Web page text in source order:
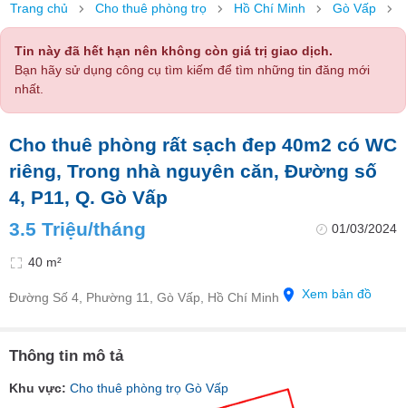
Trang chủ Cho thuê phòng trọ Hồ Chí Minh Gò Vấp
Tin này đã hết hạn nên không còn giá trị giao dịch.
Bạn hãy sử dụng công cụ tìm kiếm để tìm những tin đăng mới
nhất.
Cho thuê phòng rất sạch đep 40m2 có WC
riêng, Trong nhà nguyên căn, Đường số
4, P11, Q. Gò Vấp
3.5 Triệu/tháng
01/03/2024
40 m²
Đường Số 4, Phường 11, Gò Vấp, Hồ Chí Minh Xem bản đồ
Thông tin mô tả
Khu vực: Cho thuê phòng trọ Gò Vấp